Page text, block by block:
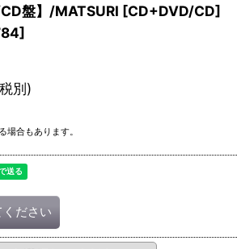
盤】/MATSURI [CD+DVD/CD]
]
別)
場合もあります。
ください